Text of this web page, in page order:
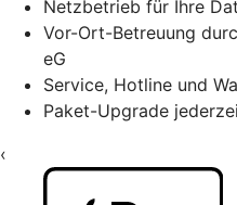
Netzbetrieb für Ihre
Vor-Ort-Betreuung
eG
Service, Hotline und
Paket-Upgrade
‹